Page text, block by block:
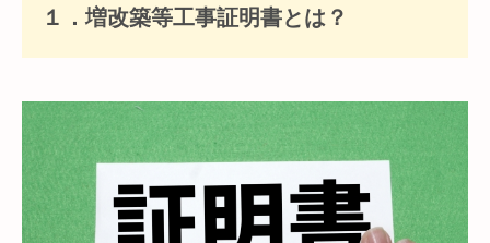
１．増改築等工事証明書とは？